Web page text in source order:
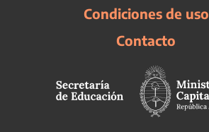
Condiciones de uso
Contacto